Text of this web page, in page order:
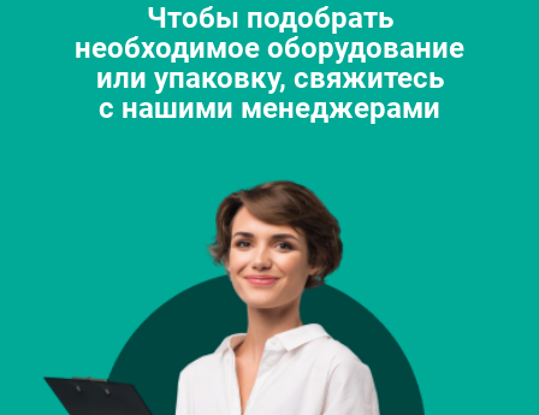
Чтобы подобрать
необходимое оборудование
или упаковку, свяжитесь
с нашими менеджерами